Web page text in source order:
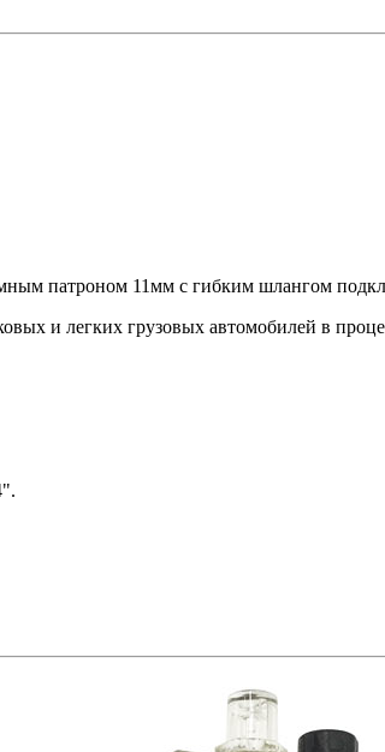
патроном 11мм с гибким шлангом
и легких грузовых автомобилей в